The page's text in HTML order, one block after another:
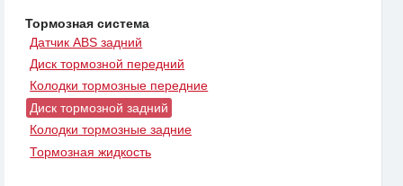
Тормозная система
Датчик ABS задний
Диск тормозной передний
Колодки тормозные передние
Диск тормозной задний
Колодки тормозные задние
Тормозная жидкость